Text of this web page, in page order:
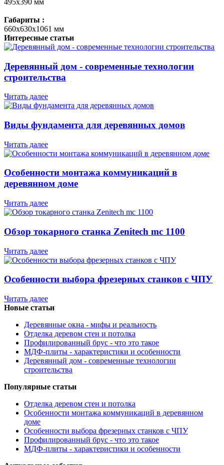
Габариты :
660х630х1061 мм
Интересные статьи
Деревянный дом - современные технологии
строительства
Читать далее
Виды фундамента для деревянных домов
Читать далее
Особенности монтажа коммуникаций в
деревянном доме
Читать далее
Обзор токарного станка Zenitech mc 1100
Читать далее
Особенности выбора фрезерных станков с ЧПУ
Читать далее
Новые статьи
Деревянные окна - мифы и реальность
Отделка деревом стен и потолка
Профилированный брус - что это такое
МДФ-плиты - характеристики и особенности
Деревянный дом - современные технологии
строительства
Популярные статьи
Отделка деревом стен и потолка
Особенности монтажа коммуникаций в деревянном
доме
Особенности выбора фрезерных станков с ЧПУ
Профилированный брус - что это такое
МДФ-плиты - характеристики и особенности